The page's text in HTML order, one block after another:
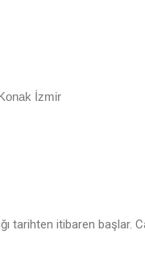
İzmir
tarihten itibaren